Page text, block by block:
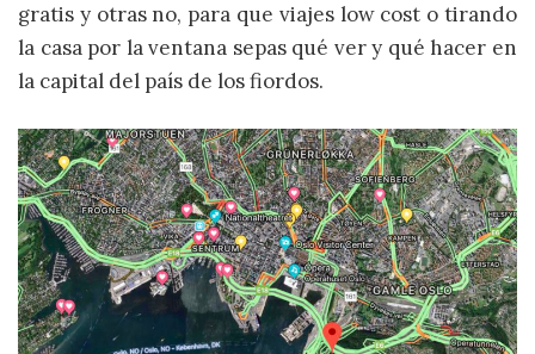
gratis y otras no, para que viajes low cost o tirando
la casa por la ventana sepas qué ver y qué hacer en
la capital del país de los fiordos.